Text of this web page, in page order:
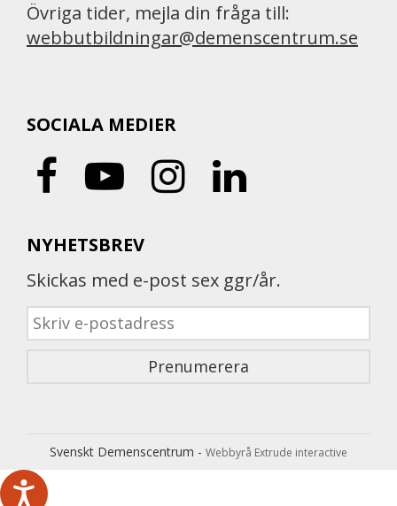
Övriga tider, mejla din fråga till:
webbutbildningar@demenscentrum.se
SOCIALA MEDIER
NYHETSBREV
Skickas med e-post sex ggr/år.
Svenskt Demenscentrum - Webbyrå Extrude interactive